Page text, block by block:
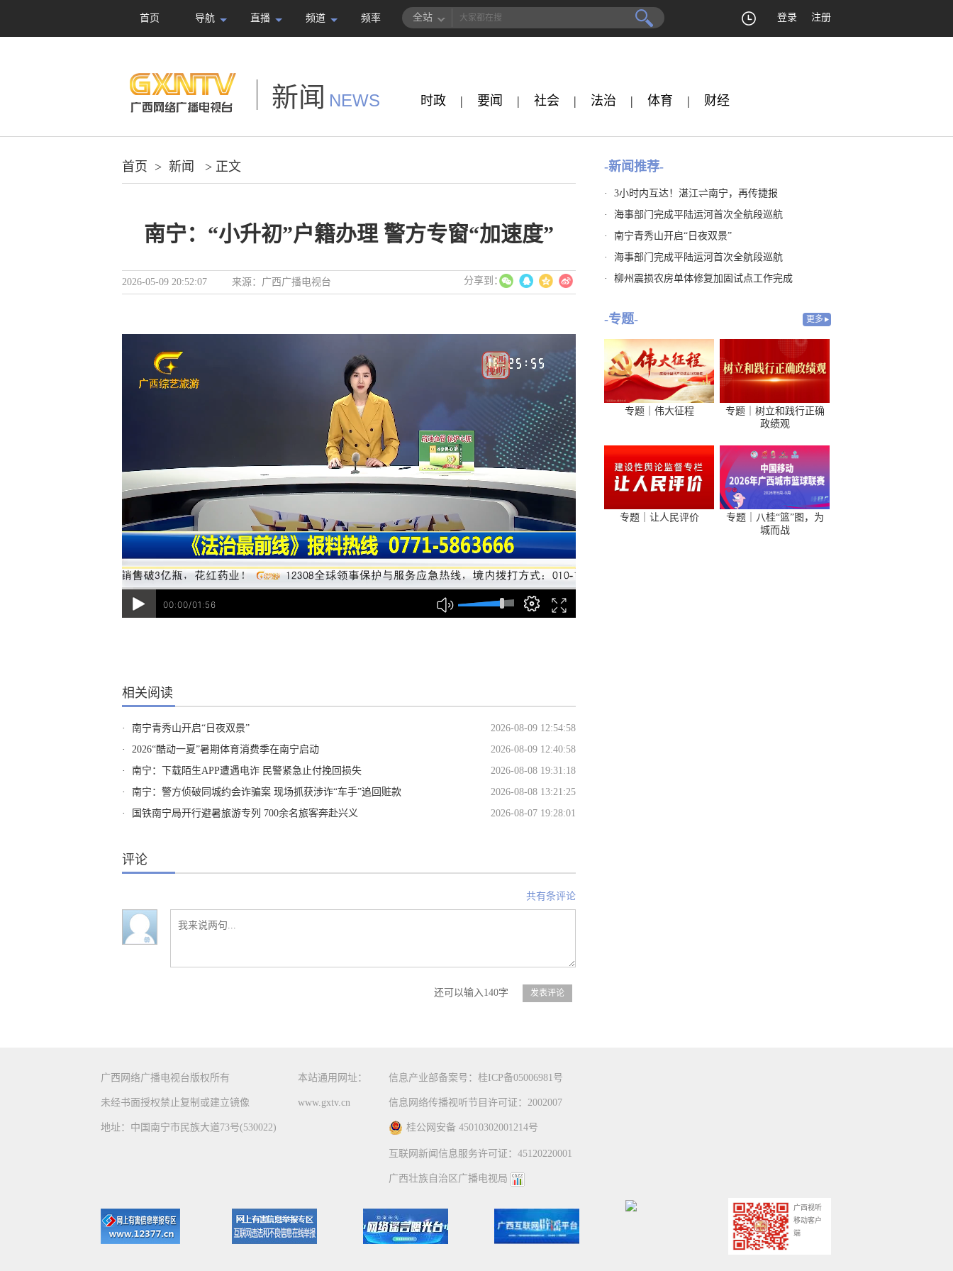
首页 导航 直播 频道 频率 全站 登录 注册
新闻 NEWS 时政 | 要闻 | 社会 | 法治 | 体育 | 财经
首页 > 新闻 > 正文
南宁：“小升初”户籍办理 警方专窗“加速度”
2026-05-09 20:52:07 来源： 广西广播电视台
00:00/01:56
相关阅读
· 南宁青秀山开启“日夜双景”
2026-08-09 12:54:58
·
2026“酷动一夏”暑期体育消费季在南宁启动
2026-08-09 12:40:58
·
南宁：下载陌生APP遭遇电诈 民警紧急止付挽回损失
2026-08-08 19:31:18
·
南宁：警方侦破同城约会诈骗案 现场抓获涉诈“车手”追回赃款
2026-08-08 13:21:25
·
国铁南宁局开行避暑旅游专列 700余名旅客奔赴兴义 2026-08-07 19:28:01
评论
共有条评论
还可以输入140字
-新闻推荐-
·
3小时内互达！湛江⇌南宁，再传捷报
·
海事部门完成平陆运河首次全航段巡航
·
南宁青秀山开启“日夜双景”
·
海事部门完成平陆运河首次全航段巡航
·
柳州震损农房单体修复加固试点工作完成
-专题- 更多
专题｜伟大征程
专题｜树立和践行正确
政绩观
专题｜让人民评价
专题｜八桂“篮”图，为
城而战
广西网络广播电视台版权所有
未经书面授权禁止复制或建立镜像
地址：中国南宁市民族大道73号(530022)
本站通用网址：
www.gxtv.cn
信息产业部备案号：桂ICP备05006981号
信息网络传播视听节目许可证：2002007
桂公网安备 45010302001214号
互联网新闻信息服务许可证：45120220001
广西壮族自治区广播电视局
广西视听
移动客户
端